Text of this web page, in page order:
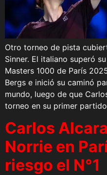
Otro torneo de pista
Sinner. El italiano superó
Masters 1000 de París
Bergs e inició su caminó
mundo, luego de que
torneo en su primer
Carlos
Norrie en
riesgo el N°1